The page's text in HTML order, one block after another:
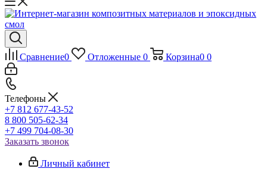
Сравнение0 Отложенные 0 Корзина0 0
Телефоны
+7 812 677-43-52
8 800 505-62-34
+7 499 704-08-30
Заказать звонок
Личный кабинет